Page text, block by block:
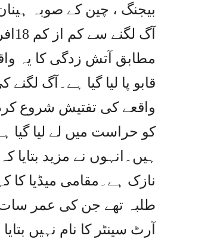
بیجنگ ، چین کے صوبہ
مطابق آتش زدگی کا یہ
قابو پا لیا گیا ہے۔آگ
واقعے کی تفتیش شروع
کو حراست میں لے لیا گیا
ہیں۔انہوں نے مزید
نازک ہے۔مقامی میڈیا کا
طلبہ تھے جن کی عمر
آرٹ سینٹر کا نام نہیں